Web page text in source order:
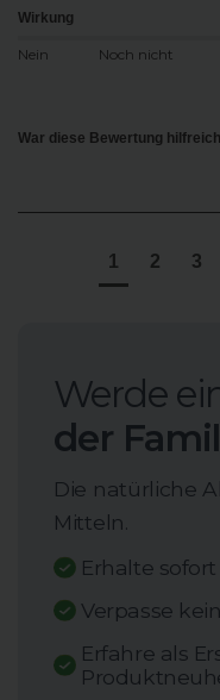
Wirkung
Nein Noch nicht
War diese Bewertung
1 2 3
Werde
der
Die natürliche
Mitteln.
Erhalte
Verpasse
Erfahre als